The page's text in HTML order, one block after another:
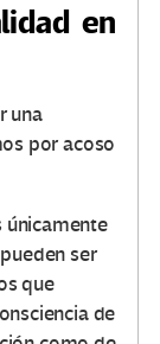
en
una
por acoso
únicamente
ser
que
de